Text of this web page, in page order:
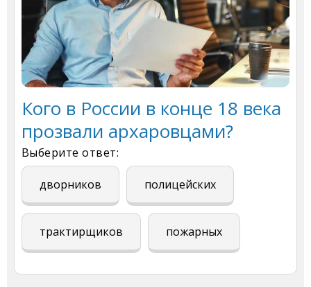
Кого в России в конце 18 века
прозвали архаровцами?
Выберите ответ:
дворников полицейских
трактирщиков пожарных